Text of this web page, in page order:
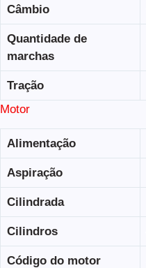
Câmbio
Quantidade de
marchas
Tração
Motor
Alimentação
Aspiração
Cilindrada
Cilindros
Código do motor